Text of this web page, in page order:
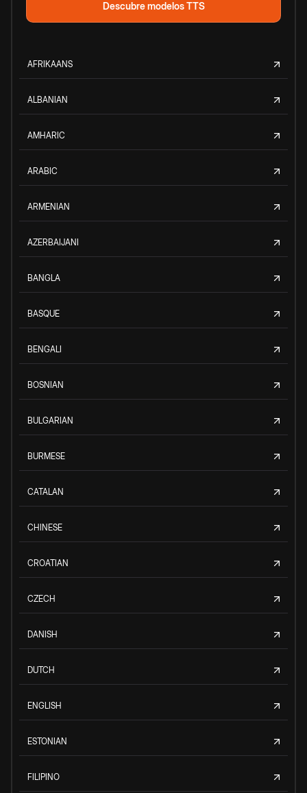
Descubre modelos TTS
AFRIKAANS
ALBANIAN
AMHARIC
ARABIC
ARMENIAN
AZERBAIJANI
BANGLA
BASQUE
BENGALI
BOSNIAN
BULGARIAN
BURMESE
CATALAN
CHINESE
CROATIAN
CZECH
DANISH
DUTCH
ENGLISH
ESTONIAN
FILIPINO